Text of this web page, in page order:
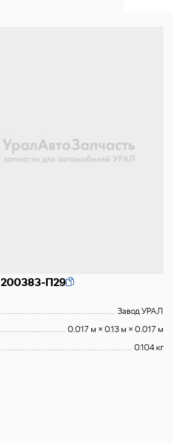
200383-П29
Завод УРАЛ
0.017 м × 0.13 м × 0.017 м
0.104 кг